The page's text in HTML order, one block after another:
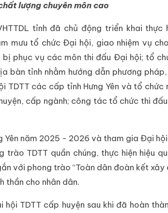
lượng chuyên môn cao
tỉnh đã chủ động triển khai thực
mưu tổ chức Đại hội, giao nhiệm vụ
phục vụ các môn thi đấu Đại hội; tổ
bàn tỉnh nhằm hướng dẫn phương
TDTT các cấp tỉnh Hưng Yên và tổ
cấp ngành; công tác tổ chức thi
năm 2025 - 2026 và tham gia Đại
TDTT quần chúng, thực hiện hiệu
với phong trào “Toàn dân đoàn kết
thần cho nhân dân.
TDTT cấp huyện sau khi đã hoàn